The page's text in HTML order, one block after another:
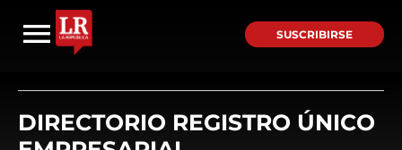
SUSCRIBIRSE
DIRECTORIO REGISTRO ÚNICO